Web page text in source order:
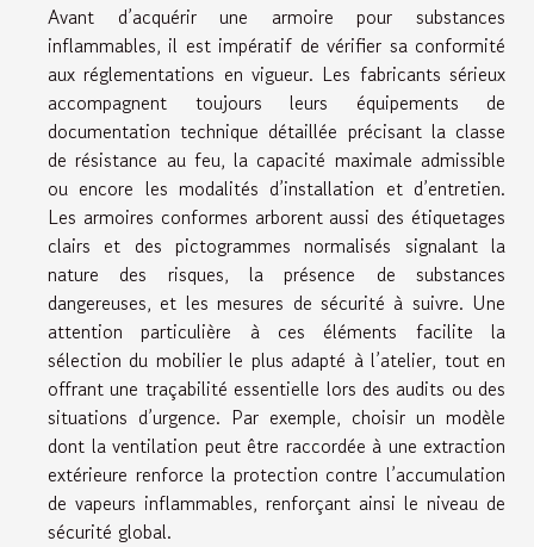
Avant d’acquérir une armoire pour substances
inflammables, il est impératif de vérifier sa conformité
aux réglementations en vigueur. Les fabricants sérieux
accompagnent toujours leurs équipements de
documentation technique détaillée précisant la classe
de résistance au feu, la capacité maximale admissible
ou encore les modalités d’installation et d’entretien.
Les armoires conformes arborent aussi des étiquetages
clairs et des pictogrammes normalisés signalant la
nature des risques, la présence de substances
dangereuses, et les mesures de sécurité à suivre. Une
attention particulière à ces éléments facilite la
sélection du mobilier le plus adapté à l’atelier, tout en
offrant une traçabilité essentielle lors des audits ou des
situations d’urgence. Par exemple, choisir un modèle
dont la ventilation peut être raccordée à une extraction
extérieure renforce la protection contre l’accumulation
de vapeurs inflammables, renforçant ainsi le niveau de
sécurité global.